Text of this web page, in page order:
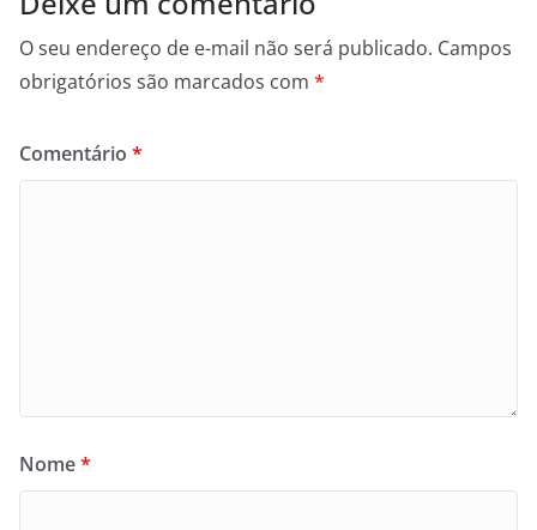
O seu endereço de e-mail não será publicado. Campos
obrigatórios são marcados com *
Comentário *
Nome*